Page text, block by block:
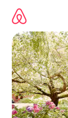
contenido